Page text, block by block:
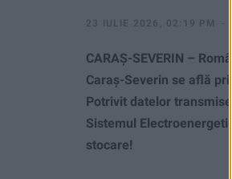
23 IULIE 2026, 02:19 PM
CARAȘ-SEVERIN –
Caraș-Severin se află
Potrivit datelor
Sistemul
stocare!